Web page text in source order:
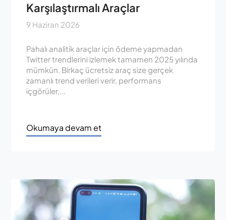
Karşılaştırmalı Araçlar
9 Haziran 2026
Pahalı analitik araçlar için ödeme yapmadan
Twitter trendlerini izlemek tamamen 2025 yılında
mümkün. Birkaç ücretsiz araç size gerçek
zamanlı trend verileri verir, performans
içgörüler,...
Okumaya devam et